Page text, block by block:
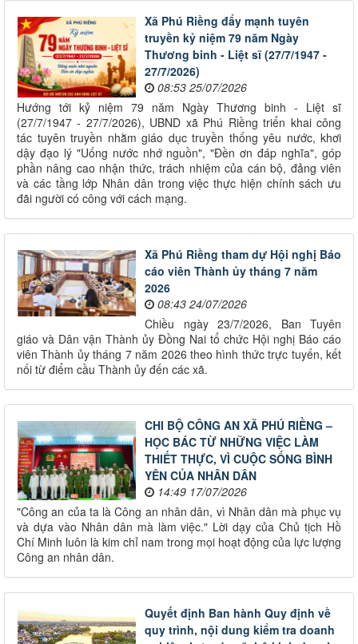
Xã Phú Riềng đẩy mạnh tuyên
truyền kỷ niệm 79 năm Ngày
Thương binh - Liệt sĩ (27/7/1947 -
27/7/2026)
08:53 25/07/2026
Hướng tới kỷ niệm 79 năm Ngày Thương binh - Liệt sĩ
(27/7/1947 - 27/7/2026), UBND xã Phú Riềng triển khai công
tác tuyên truyền nhằm giáo dục truyền thống yêu nước, khơi
dậy đạo lý "Uống nước nhớ nguồn", "Đền ơn đáp nghĩa", góp
phần nâng cao nhận thức, trách nhiệm của cán bộ, đảng viên
và các tầng lớp Nhân dân trong việc thực hiện chính sách ưu
đãi người có công với cách mạng.
Xã Phú Riềng tham dự Hội nghị Báo
cáo viên Thành ủy tháng 7 năm
2026
08:43 24/07/2026
Chiều ngày 23/7/2026, Ban Tuyên
giáo và Dân vận Thành ủy Đồng Nai tổ chức Hội nghị Báo cáo
viên Thành ủy tháng 7 năm 2026 theo hình thức trực tuyến, kết
nối từ điểm cầu Thành ủy đến các xã.
CHI BỘ CÔNG AN XÃ PHÚ RIỀNG –
HỌC BÁC TỪ NHỮNG VIỆC LÀM
THIẾT THỰC, VÌ CUỘC SỐNG BÌNH
YÊN CỦA NHÂN DÂN
14:49 17/07/2026
"Công an của ta là Công an nhân dân, vì Nhân dân mà phục vụ
và dựa vào Nhân dân mà làm việc." Lời dạy của Chủ tịch Hồ
Chí Minh luôn là kim chỉ nam trong mọi hoạt động của lực lượng
Công an nhân dân.
Quyết định Ban hành Quy định về
quy trình, nội dung kiểm tra doanh